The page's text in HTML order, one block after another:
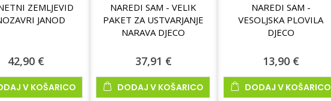
ZEMLJEVID
JANOD
42,90 €
V KOŠARICO
NAREDI SAM - VELIK
PAKET ZA USTVARJANJE
NARAVA DJECO
37,91 €
DODAJ V KOŠARICO
NAREDI SAM -
VESOLJSKA PLOVILA
DJECO
13,90 €
DODAJ V KOŠARICO